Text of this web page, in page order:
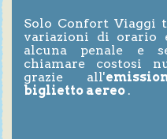
Solo Confort Viaggi
variazioni di orario
alcuna penale e
chiamare costosi
grazie all'
biglietto aereo .